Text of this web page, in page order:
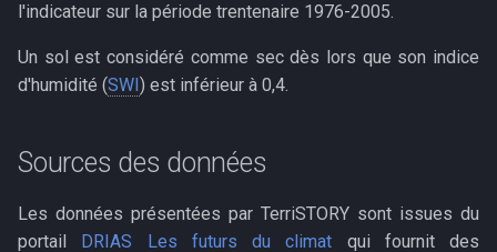
h
e
l'indicateur sur la période trentenaire 1976-2005.
Un sol est considéré comme sec dès lors que son indice
d'humidité (SWI) est inférieur à 0,4.
Sources des données
Les données présentées par TerriSTORY sont issues du
portail DRIAS Les futurs du climat qui fournit des